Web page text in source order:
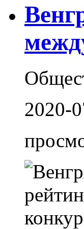
2020-